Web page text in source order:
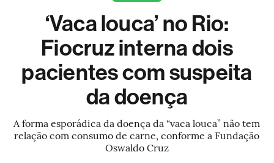
‘Vaca louca’ no Rio:
Fiocruz interna dois
pacientes com suspeita
da doença
A forma esporádica da doença da “vaca louca” não tem
relação com consumo de carne, conforme a Fundação
Oswaldo Cruz